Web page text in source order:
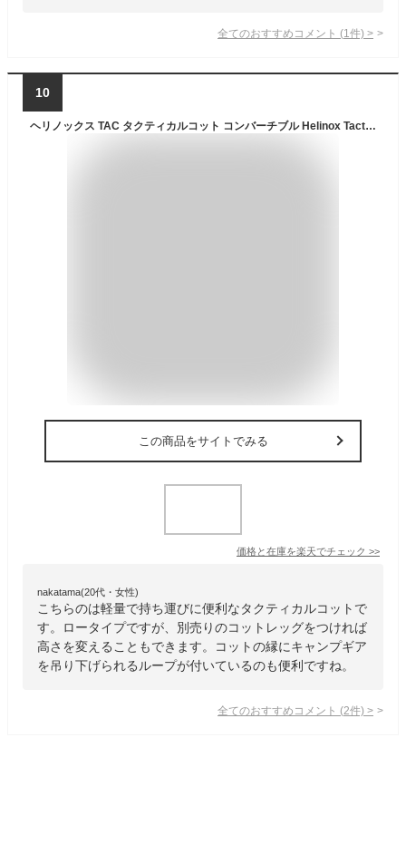
全てのおすすめコメント (1 件) >
10
ヘリノックス TAC タクティカルコット コンバーチブル Helinox Tactical Cot convertible 19755008 コット タック 寝具 マット チェア ベンチ キャンプ アウトドア フェス 【正規品】
この商品をサイトでみる
価格と在庫を楽天でチェック >>
nakatama(20代・女性)
こちらのは軽量で持ち運びに便利なタクティカルコットで
す。ロータイプですが、別売りのコットレッグをつければ
高さを変えることもできます。コットの縁にキャンプギア
を吊り下げられるループが付いているのも便利ですね。
全てのおすすめコメント (2件) >